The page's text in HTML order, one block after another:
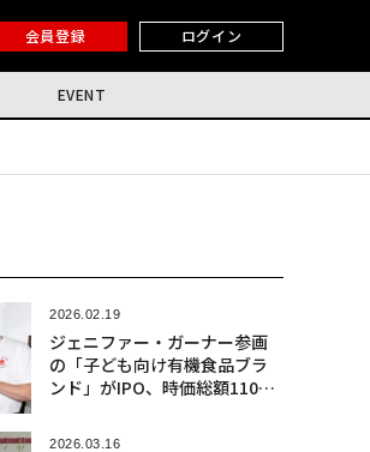
会員登録 ログイン
EVENT
2026.02.19
ジェニファー・ガーナー参画
の「子ども向け有機食品ブラ
ンド」がIPO、時価総額1100
2026.03.16